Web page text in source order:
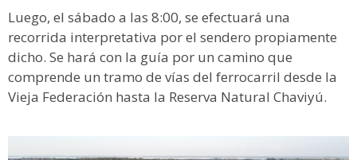
Luego, el sábado a las 8:00, se efectuará una
recorrida interpretativa por el sendero propiamente
dicho. Se hará con la guía por un camino que
comprende un tramo de vías del ferrocarril desde la
Vieja Federación hasta la Reserva Natural Chaviyú.